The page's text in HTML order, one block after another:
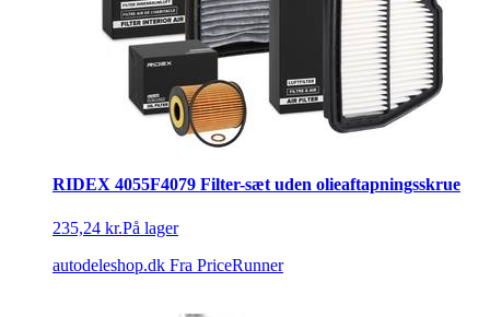
RIDEX 4055F4079 Filter-sæt uden olieaftapningsskrue
235,24 kr.På lager
autodeleshop.dk Fra PriceRunner